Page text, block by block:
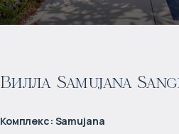
Вилла Samujana
Комплекс: Samujana